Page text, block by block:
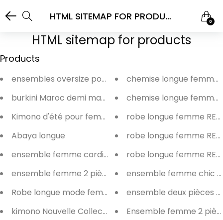
HTML SITEMAP FOR PRODUCTS 0
HTML sitemap for products
Products
ensembles oversize pour femmes printemps
burkini Maroc demi mache
Kimono d'été pour femme, léger et confortable
Abaya longue
ensemble femme cardigan avec pantalon
ensemble femme 2 pièces
Robe longue mode femme
kimono Nouvelle Collection
chemise longue femme
chemise longue femme
robe longue femme REF
robe longue femme REF
robe longue femme
Ensemble femme 2